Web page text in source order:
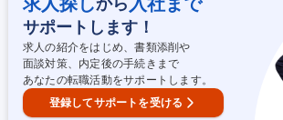
策定支援やDatadogによる監視の高度化、セキュリ
を通じたSREの実践 など 募集職種 【福岡】インフラストラクチャエンジ
ニア/金融なのに自由で速いインフラ環境
サポートします！
求人の紹介をはじめ、書類添削や
面談対策、内定後の手続きまで
あなたの転職活動をサポートします。
登録してサポートを受ける